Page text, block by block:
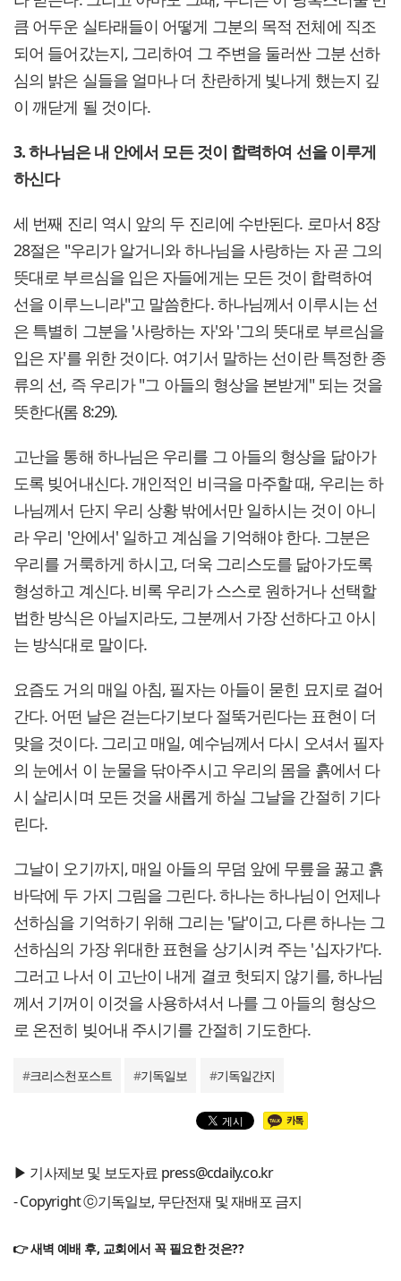
큼 어두운 실타래들이 어떻게 그분의 목적 전체에 직조
되어 들어갔는지, 그리하여 그 주변을 둘러싼 그분 선하
심의 밝은 실들을 얼마나 더 찬란하게 빛나게 했는지 깊
이 깨닫게 될 것이다.
3. 하나님은 내 안에서 모든 것이 합력하여 선을 이루게
하신다
세 번째 진리 역시 앞의 두 진리에 수반된다. 로마서 8장
28절은 "우리가 알거니와 하나님을 사랑하는 자 곧 그의
뜻대로 부르심을 입은 자들에게는 모든 것이 합력하여
선을 이루느니라"고 말씀한다. 하나님께서 이루시는 선
은 특별히 그분을 '사랑하는 자'와 '그의 뜻대로 부르심을
입은 자'를 위한 것이다. 여기서 말하는 선이란 특정한 종
류의 선, 즉 우리가 "그 아들의 형상을 본받게" 되는 것을
뜻한다(롬 8:29).
고난을 통해 하나님은 우리를 그 아들의 형상을 닮아가
도록 빚어내신다. 개인적인 비극을 마주할 때, 우리는 하
나님께서 단지 우리 상황 밖에서만 일하시는 것이 아니
라 우리 '안에서' 일하고 계심을 기억해야 한다. 그분은
우리를 거룩하게 하시고, 더욱 그리스도를 닮아가도록
형성하고 계신다. 비록 우리가 스스로 원하거나 선택할
법한 방식은 아닐지라도, 그분께서 가장 선하다고 아시
는 방식대로 말이다.
요즘도 거의 매일 아침, 필자는 아들이 묻힌 묘지로 걸어
간다. 어떤 날은 걷는다기보다 절뚝거린다는 표현이 더
맞을 것이다. 그리고 매일, 예수님께서 다시 오셔서 필자
의 눈에서 이 눈물을 닦아주시고 우리의 몸을 흙에서 다
시 살리시며 모든 것을 새롭게 하실 그날을 간절히 기다
린다.
그날이 오기까지, 매일 아들의 무덤 앞에 무릎을 꿇고 흙
바닥에 두 가지 그림을 그린다. 하나는 하나님이 언제나
선하심을 기억하기 위해 그리는 '달'이고, 다른 하나는 그
선하심의 가장 위대한 표현을 상기시켜 주는 '십자가'다.
그러고 나서 이 고난이 내게 결코 헛되지 않기를, 하나님
께서 기꺼이 이것을 사용하셔서 나를 그 아들의 형상으
로 온전히 빚어내 주시기를 간절히 기도한다.
#크리스천포스트 #기독일보 #기독일간지
▶ 기사제보 및 보도자료 press@cdaily.co.kr
- Copyright ⓒ기독일보, 무단전재 및 재배포 금지
👉 새벽 예배 후, 교회에서 꼭 필요한 것은??